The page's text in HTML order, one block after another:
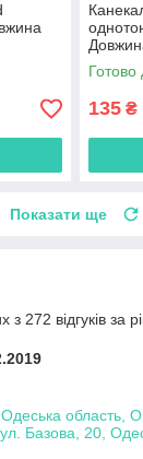
150 °
Готово
135 ₴
Показати ще
272 відгуків за
область,
Базова, 20,